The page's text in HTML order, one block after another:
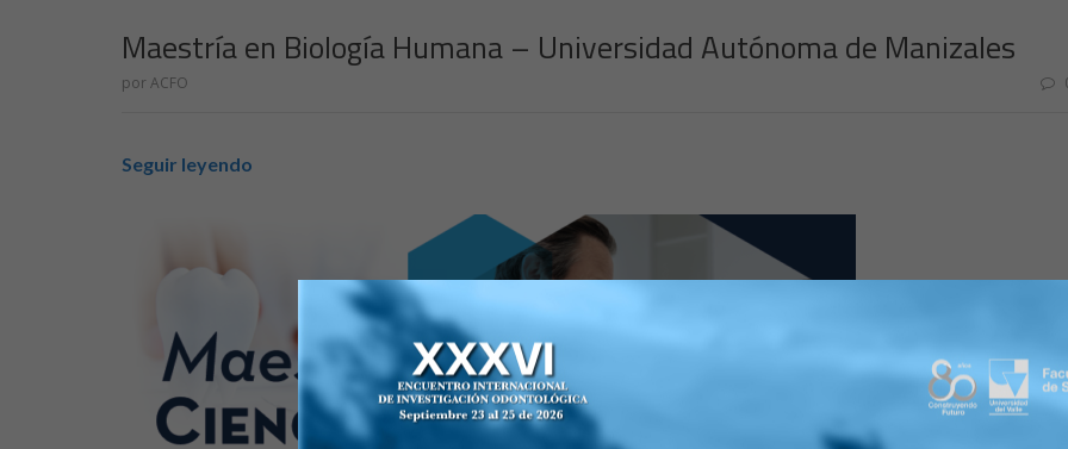
Maestría en Biología Humana – Universidad Autónoma de Manizales
por ACFO
Seguir leyendo